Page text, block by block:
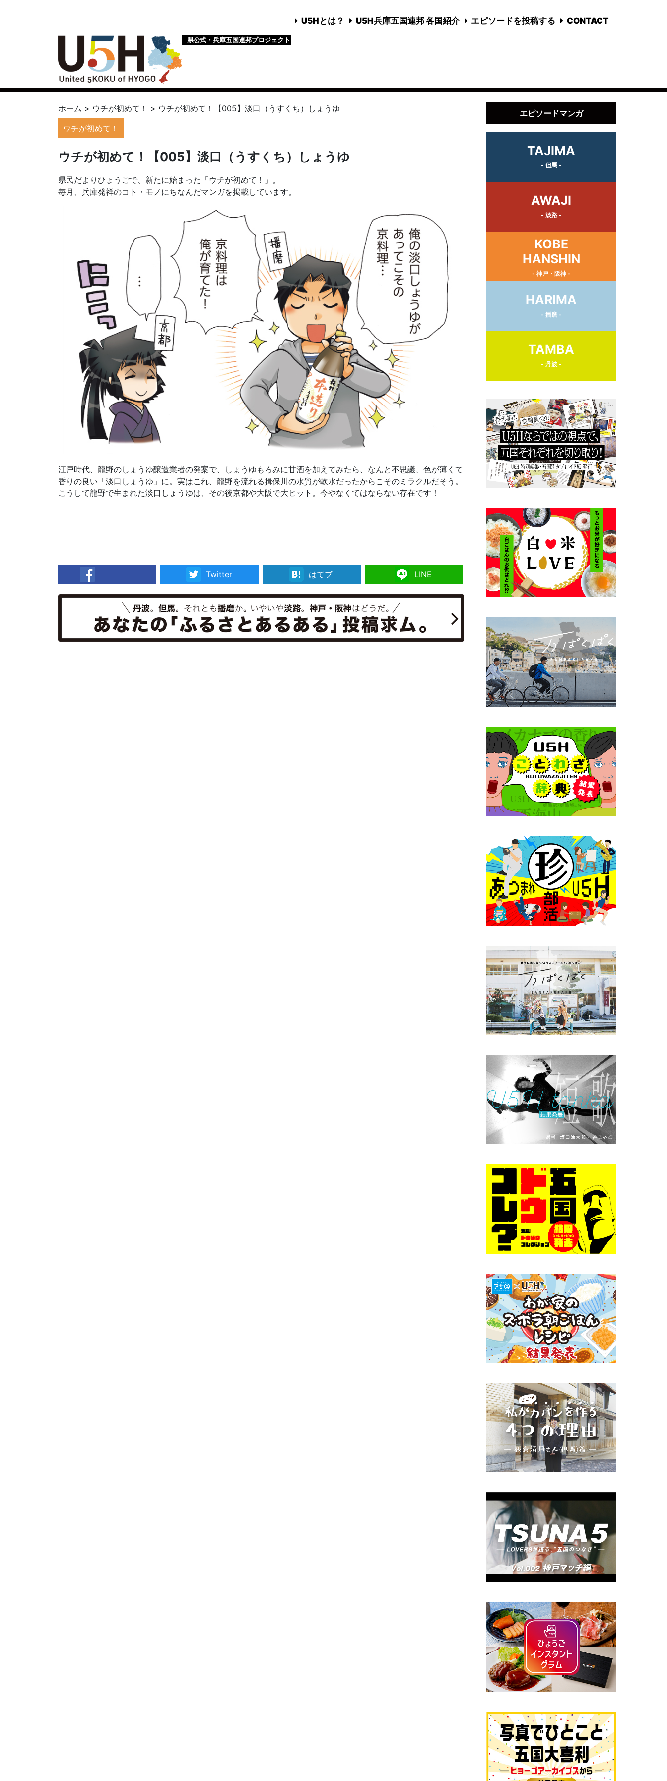
U5Hとは？ U5H兵庫五国連邦 各国紹介 エピソードを投稿する CONTACT
県公式・兵庫五国連邦プロジェクト
ホーム > ウチが初めて！ > ウチが初めて！【005】淡口（うすくち）しょうゆ
ウチが初めて！
ウチが初めて！【005】淡口（うすくち）しょうゆ
県民だよりひょうごで、新たに始まった「ウチが初めて！」。
毎月、兵庫発祥のコト・モノにちなんだマンガを掲載しています。
江戸時代、龍野のしょうゆ醸造業者の発案で、しょうゆもろみに甘酒を加えてみたら、なんと不思議、色が薄くて
香りの良い「淡口しょうゆ」に。実はこれ、龍野を流れる揖保川の水質が軟水だったからこそのミラクルだそう。
こうして龍野で生まれた淡口しょうゆは、その後京都や大阪で大ヒット。今やなくてはならない存在です！
Twitter はてブ LINE
エピソードマンガ
TAJIMA
- 但馬 -
AWAJI
- 淡路 -
KOBE
HANSHIN
- 神戸・阪神 -
HARIMA
- 播磨 -
TAMBA
- 丹波 -